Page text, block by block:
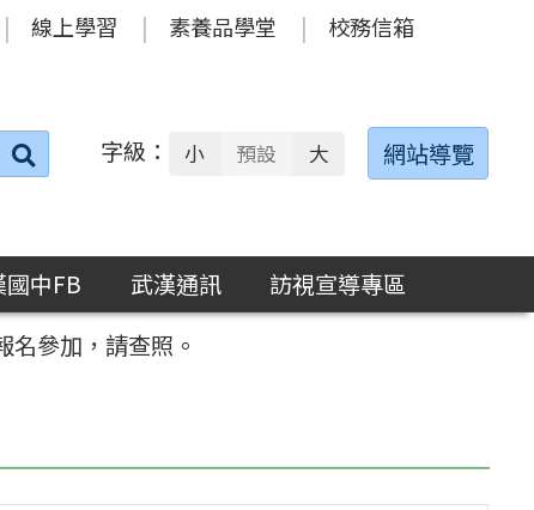
線上學習 素養品學堂 校務信箱
搜
字級： 小 預設 大 網站導覽
國中FB 武漢通訊
訪視宣導專區
參加，請查照。